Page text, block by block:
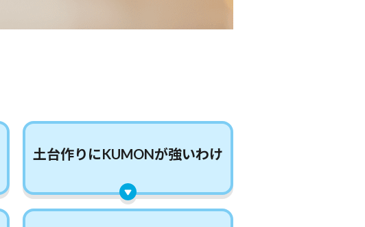
土台作りにKUMONが強いわけ